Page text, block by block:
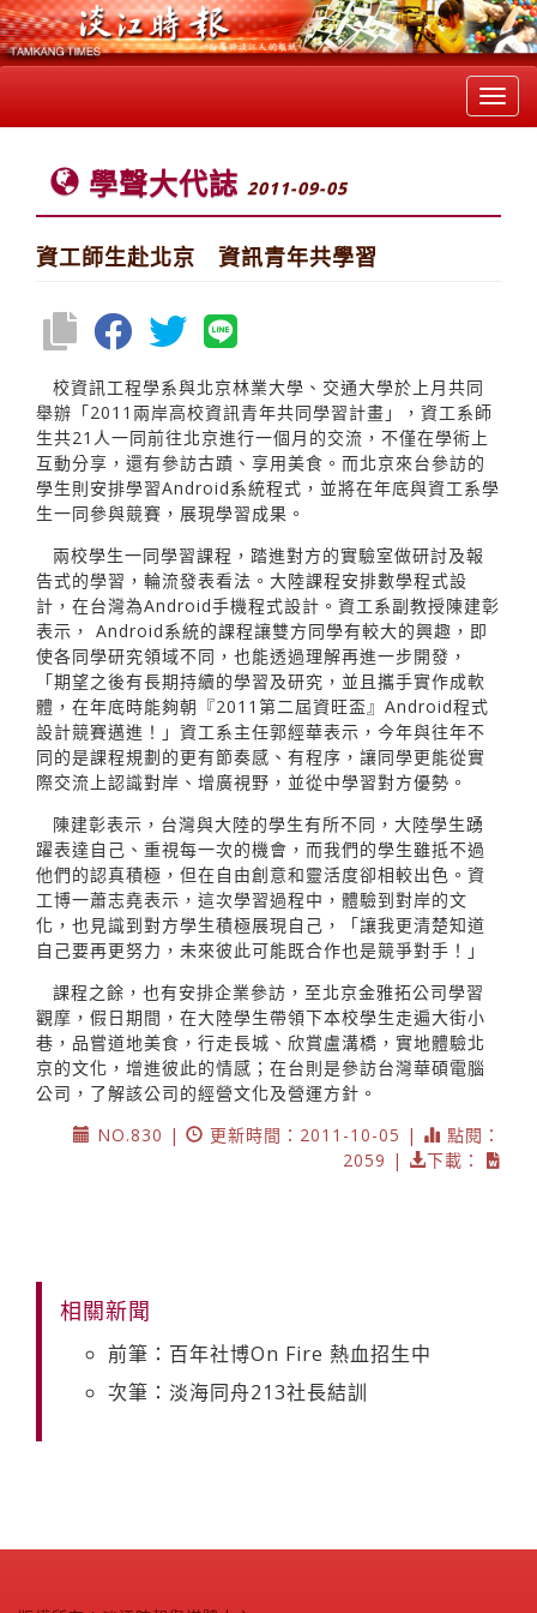
學聲大代誌 2011-09-05
資工師生赴北京 資訊青年共學習
校資訊工程學系與北京林業大學、交通大學於上月共同
舉辦「2011兩岸高校資訊青年共同學習計畫」，資工系師
生共21人一同前往北京進行一個月的交流，不僅在學術上
互動分享，還有參訪古蹟、享用美食。而北京來台參訪的
學生則安排學習Android系統程式，並將在年底與資工系學
生一同參與競賽，展現學習成果。
兩校學生一同學習課程，踏進對方的實驗室做研討及報
告式的學習，輪流發表看法。大陸課程安排數學程式設
計，在台灣為Android手機程式設計。資工系副教授陳建彰
表示， Android系統的課程讓雙方同學有較大的興趣，即
使各同學研究領域不同，也能透過理解再進一步開發，
「期望之後有長期持續的學習及研究，並且攜手實作成軟
體，在年底時能夠朝『2011第二屆資旺盃』Android程式
設計競賽邁進！」資工系主任郭經華表示，今年與往年不
同的是課程規劃的更有節奏感、有程序，讓同學更能從實
際交流上認識對岸、增廣視野，並從中學習對方優勢。
陳建彰表示，台灣與大陸的學生有所不同，大陸學生踴
躍表達自己、重視每一次的機會，而我們的學生雖抵不過
他們的認真積極，但在自由創意和靈活度卻相較出色。資
工博一蕭志堯表示，這次學習過程中，體驗到對岸的文
化，也見識到對方學生積極展現自己，「讓我更清楚知道
自己要再更努力，未來彼此可能既合作也是競爭對手！」
課程之餘，也有安排企業參訪，至北京金雅拓公司學習
觀摩，假日期間，在大陸學生帶領下本校學生走遍大街小
巷，品嘗道地美食，行走長城、欣賞盧溝橋，實地體驗北
京的文化，增進彼此的情感；在台則是參訪台灣華碩電腦
公司，了解該公司的經營文化及營運方針。
NO.830 |
更新時間：2011-10-05 |
點閱：
2059 |
下載：
相關新聞
前筆：百年社博On Fire 熱血招生中
次筆：淡海同舟213社長結訓